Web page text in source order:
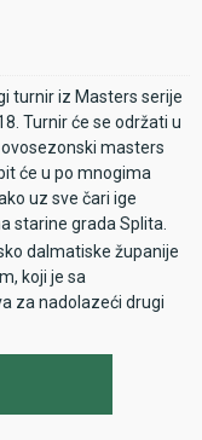
turnir iz Masters serije
Turnir će se održati u
masters
će u po mnogima
uz sve čari ige
starine grada Splita.
dalmatiske županije
koji je sa
za nadolazeći drugi